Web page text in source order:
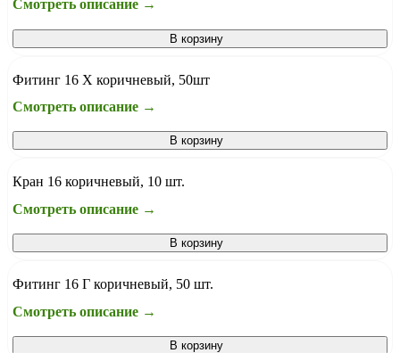
Смотреть описание →
В корзину
Фитинг 16 Х коричневый, 50шт
Смотреть описание →
В корзину
Кран 16 коричневый, 10 шт.
Смотреть описание →
В корзину
Фитинг 16 Г коричневый, 50 шт.
Смотреть описание →
В корзину